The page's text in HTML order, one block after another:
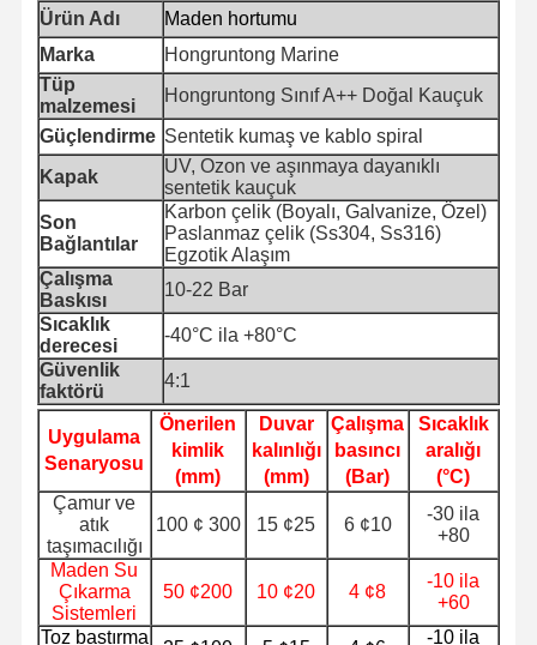
Evde Ürün Hakkımızda Fabrika Turu
Kalite
Kontrolü
Bize Ulaşın Haberler Davalar
Blog Teklif Alın
Kompozit Hortum Borusu
Çöplük hortumu
Döner Sondaj Hortumu
Kimyasal hortum borusu
Gıda hortumu borusu
Ürün Adı
Maden hortumu
Marka
Hongruntong Marine
Tüp
malzemesi
Hongruntong Sınıf A++ Doğal Kauçuk
Güçlendirme Sentetik kumaş ve kablo spiral
Kapak
UV, Ozon ve aşınmaya dayanıklı
sentetik kauçuk
Son
Bağlantılar
Karbon çelik (Boyalı, Galvanize, Özel)
Paslanmaz çelik (Ss304, Ss316)
Egzotik Alaşım
Çalışma
Baskısı
10-22 Bar
Sıcaklık
derecesi
-40°C ila +80°C
Güvenlik
faktörü
4:1
Uygulama
Senaryosu
Önerilen
kimlik
(mm)
Duvar
kalınlığı
(mm)
Çalışma
basıncı
(Bar)
Sıcaklık
aralığı
(°C)
Çamur ve
atık
taşımacılığı
100 ¢ 300 15 ¢25 6 ¢10
-30 ila
+80
Maden Su
Çıkarma
Sistemleri
50 ¢200 10 ¢20 4 ¢8
-10 ila
+60
Toz bastırma
-10 ila